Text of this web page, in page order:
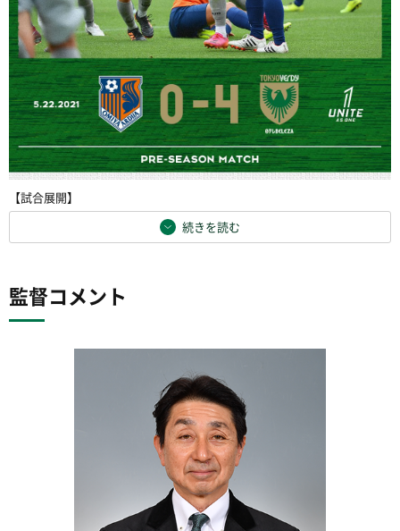
【試合展開】
続きを読む
監督コメント